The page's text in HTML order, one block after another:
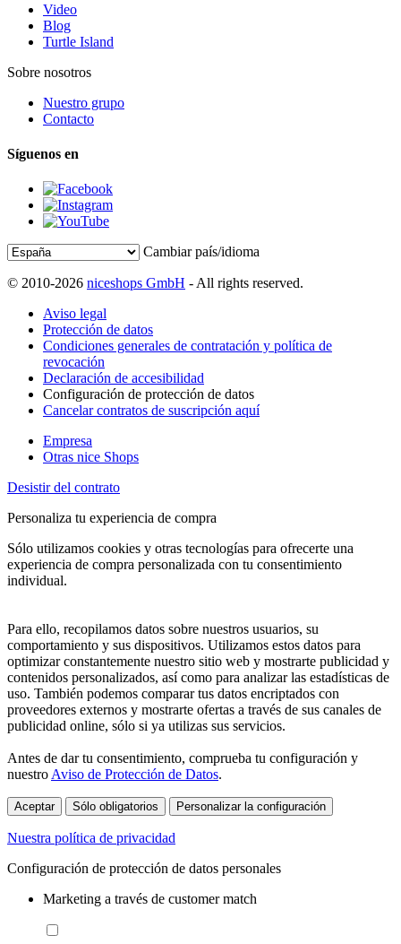
Video
Blog
Turtle Island
Sobre nosotros
Nuestro grupo
Contacto
Síguenos en
Cambiar país/idioma
© 2010-2026 niceshops GmbH - All rights reserved.
Aviso legal
Protección de datos
Condiciones generales de contratación y política de
revocación
Declaración de accesibilidad
Configuración de protección de datos
Cancelar contratos de suscripción aquí
Empresa
Otras nice Shops
Desistir del contrato
Personaliza tu experiencia de compra
Sólo utilizamos cookies y otras tecnologías para ofrecerte una
experiencia de compra personalizada con tu consentimiento
individual.
Para ello, recopilamos datos sobre nuestros usuarios, su
comportamiento y sus dispositivos. Utilizamos estos datos para
optimizar constantemente nuestro sitio web y mostrarte publicidad y
contenidos personalizados, así como para analizar las estadísticas de
uso. También podemos comparar tus datos encriptados con
proveedores externos y mostrarte ofertas a través de sus canales de
publicidad online, sólo si ya utilizas sus servicios.
Antes de dar tu consentimiento, comprueba tu configuración y
nuestro Aviso de Protección de Datos.
Aceptar Sólo obligatorios Personalizar la configuración
Nuestra política de privacidad
Configuración de protección de datos personales
Marketing a través de customer match